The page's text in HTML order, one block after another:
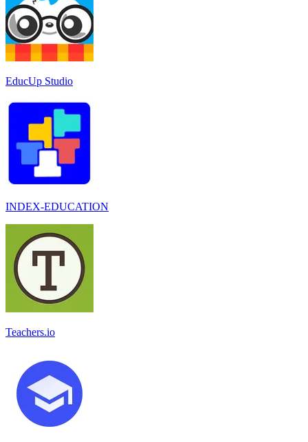
EducUp Studio
INDEX-EDUCATION
Teachers.io